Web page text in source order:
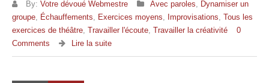
By: Votre dévoué Webmestre Avec paroles, Dynamiser un
groupe, Échauffements, Exercices moyens, Improvisations, Tous les
exercices de théâtre, Travailler l'écoute, Travailler la créativité
0
Comments
Lire la suite